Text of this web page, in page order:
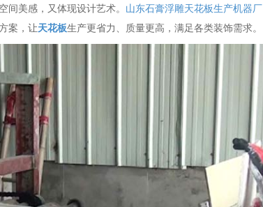
美感，又体现设计艺术。 山东石膏浮雕天花板生产机器厂
案，让天花板生产更省力、质量更高，满足各类装饰需求。